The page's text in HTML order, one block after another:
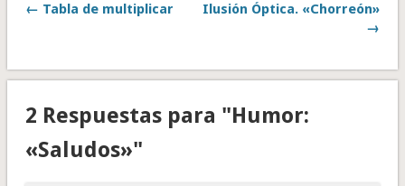
← Tabla de multiplicar
Ilusión Óptica. «Chorreón»
→
2 Respuestas para "Humor:
«Saludos»"